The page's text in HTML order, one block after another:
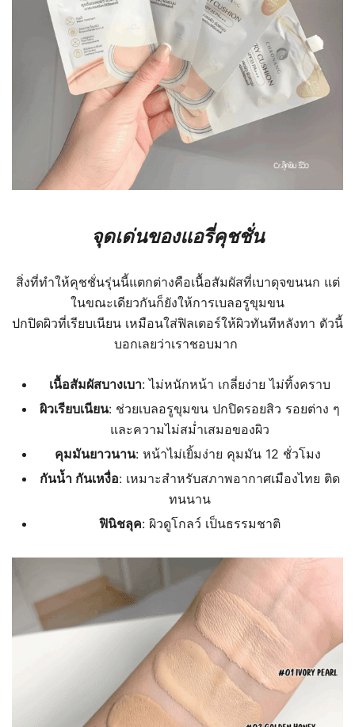
จุดเด่นของแอรี่คุชชั่น
สิ่งที่ทำให้คุชชั่นรุ่นนี้แตกต่างคือเนื้อสัมผัสที่เบาดุจขนนก แต่
ในขณะเดียวกันก็ยังให้การเบลอรูขุมขน
ปกปิดผิวที่เรียบเนียน เหมือนใส่ฟิลเตอร์ให้ผิวทันทีหลังทา ตัวนี้
บอกเลยว่าเราชอบมาก
เนื้อสัมผัสบางเบา: ไม่หนักหน้า เกลี่ยง่าย ไม่ทิ้งคราบ
ผิวเรียบเนียน: ช่วยเบลอรูขุมขน ปกปิดรอยสิว รอยต่าง ๆ
และความไม่สม่ำเสมอของผิว
คุมมันยาวนาน: หน้าไม่เยิ้มง่าย คุมมัน 12 ชั่วโมง
กันน้ำ กันเหงื่อ: เหมาะสำหรับสภาพอากาศเมืองไทย ติด
ทนนาน
ฟินิชลุค: ผิวดูโกลว์ เป็นธรรมชาติ